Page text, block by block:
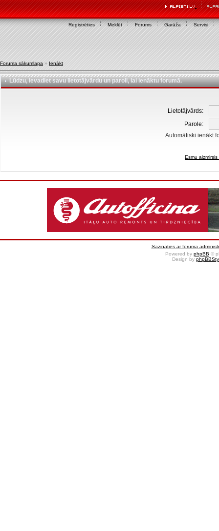
Reģistrēties Meklēt Forums Garāža Servisi
Foruma sākumlapa » Ienākt
Lūdzu, ievadiet savu lietotājvārdu un paroli, lai ienāktu forumā.
Lietotājvārds:
Parole:
Automātiski ienākt
Esmu
Sazināties ar foruma
Powered by phpBB ©
Design by